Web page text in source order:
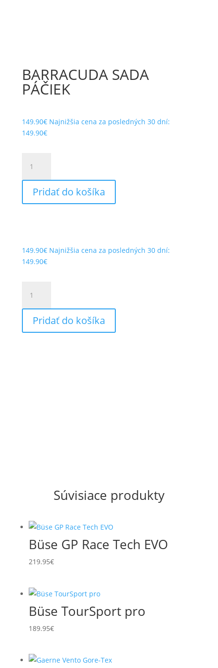
BARRACUDA SADA
PÁČIEK
149.90€ Najnižšia cena za posledných 30 dní:
149.90€
BARRACUDA
SADA
PÁČIEK
Pridať do košíka
149.90€ Najnižšia cena za posledných 30 dní:
149.90€
BARRACUDA
SADA
PÁČIEK
Pridať do košíka
Súvisiace produkty
Büse GP Race Tech EVO
219.95€
Büse TourSport pro
189.95€